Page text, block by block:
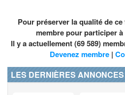
Pour préserver la qualité de
membre pour participer
Il y a actuellement (69 589)
Devenez membre |
LES DERNIÈRES ANNONCES